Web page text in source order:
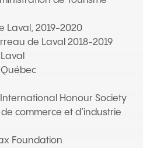
Laval, 2019-2020
de Laval 2018-2019
Honour Society
commerce et d’industrie
Foundation